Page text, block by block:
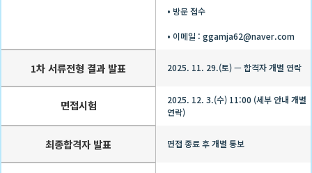
• 방문 접수
• 이메일 : ggamja62@naver.com
1차 서류전형 결과 발표 2025. 11. 29.(토) — 합격자 개별 연락
면접시험
2025. 12. 3.(수) 11:00 (세부 안내 개별
연락)
최종합격자 발표 면접 종료 후 개별 통보